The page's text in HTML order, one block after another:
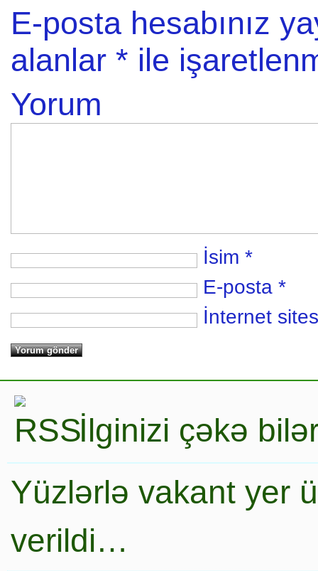
E-posta hesabınız
alanlar * ile
Yorum
İsim *
E-posta *
İnternet
İlginizi çəkə
Yüzlərlə vakant yer
verildi…